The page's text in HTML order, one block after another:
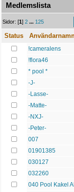
Medlemslista
A B
Sidor: [1]2 ... 125
Status
!cameralens
!flora46
* pool *
-J-
-Lasse-
-Matte-
-NXJ-
-Peter-
007
01901385
030127
032260
040 Pool Kakel